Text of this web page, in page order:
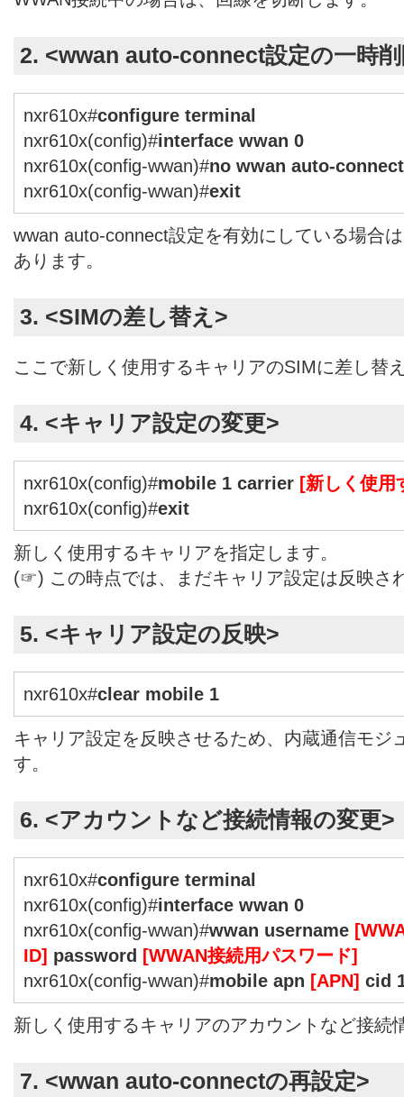
2. <wwan auto-connect設定の一時
nxr610x#configure terminal
nxr610x(config)#interface wwan 0
nxr610x(config-wwan)#no wwan auto-connect
nxr610x(config-wwan)#exit
wwan auto-connect設定を有効にしている場合
あります。
3. <SIMの差し替え>
ここで新しく使用するキャリアのSIMに差し替
4. <キャリア設定の変更>
nxr610x(config)#mobile 1 carrier [新しく使用
nxr610x(config)#exit
新しく使用するキャリアを指定します。
(☞) この時点では、まだキャリア設定は反映さ
5. <キャリア設定の反映>
nxr610x#clear mobile 1
キャリア設定を反映させるため、内蔵通信モジ
す。
6. <アカウントなど接続情報の変更>
nxr610x#configure terminal
nxr610x(config)#interface wwan 0
nxr610x(config-wwan)#wwan username
ID] password [WWAN接続用パスワード]
nxr610x(config-wwan)#mobile apn [APN] cid
新しく使用するキャリアのアカウントなど接続
7. <wwan auto-connectの再設定>